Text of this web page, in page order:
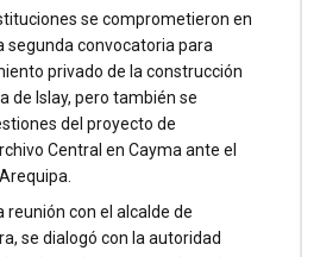
se comprometieron en
segunda convocatoria para
privado de la construcción
de Islay, pero también se
del proyecto de
Central en Cayma ante el
reunión con el alcalde de
se dialogó con la autoridad